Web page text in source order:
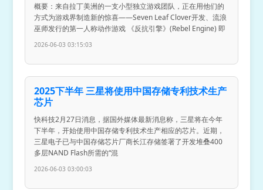
概要：来自拉丁美洲的一支小型独立游戏团队，正在用他们的
方式为游戏界制造新的惊喜——Seven Leaf Clover开发、流浪
巫师发行的第一人称动作游戏 《反抗引擎》(Rebel Engine) 即
2026-06-03 03:15:03
2025下半年 三星将使用中国存储专利技术生产
芯片
快科技2月27日消息，据国外媒体最新消息称，三星将在今年
下半年，开始使用中国存储专利技术生产相应的芯片。近期，
三星电子已与中国存储芯片厂商长江存储签署了开发堆叠400
多层NAND Flash所需的“混
2026-06-03 03:00:03